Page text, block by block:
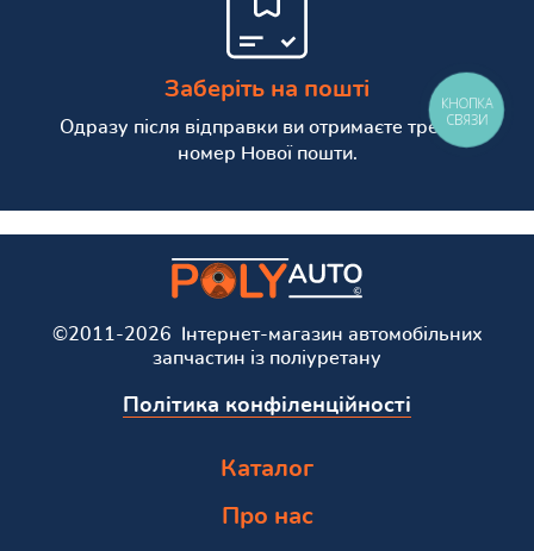
Заберіть на пошті
Одразу після відправки ви отримаєте трекінг
номер Нової пошти.
©2011-2026 Інтернет-магазин автомобільних
запчастин із поліуретану
Політика конфіленційності
Каталог
Про нас
КНОПКА
СВЯЗИ